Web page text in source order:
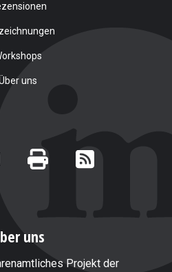
uns
uns
Projekt der